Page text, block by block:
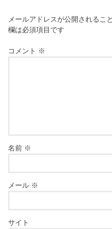
メールアドレスが公開されるこ
欄は必須項目です
コメント ※
名前 ※
メール ※
サイト